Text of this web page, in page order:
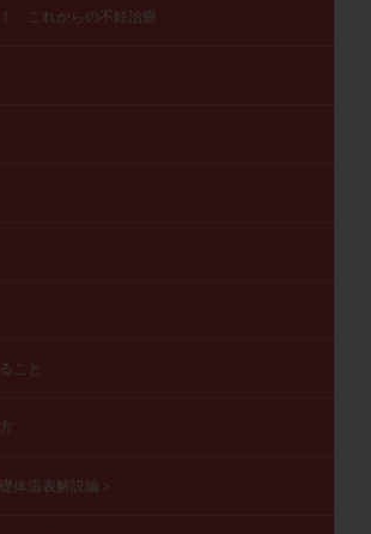
これからの不妊治療
こと
体温表解説編＞